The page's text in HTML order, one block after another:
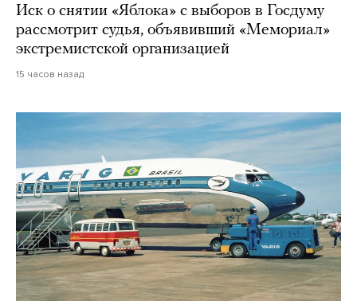
Иск о снятии «Яблока» с выборов в Госдуму
рассмотрит судья, объявивший «Мемориал»
экстремистской организацией
15 часов назад